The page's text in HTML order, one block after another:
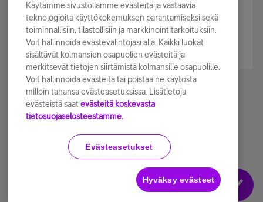
sähköpostiisi.
Tilaa nyt
Käyttöehdot Accessibility statement
Evästeasetukset
Käytämme sivustollamme evästeitä ja vastaavia
teknologioita käyttökokemuksen parantamiseksi sekä
toiminnallisiin, tilastollisiin ja markkinointitarkoituksiin.
Voit hallinnoida evästevalintojasi alla. Kaikki luokat
sisältävät kolmansien osapuolien evästeitä ja
merkitsevät tietojen siirtämistä kolmansille osapuolille.
Voit hallinnoida evästeitä tai poistaa ne käytöstä
milloin tahansa evästeasetuksissa. Lisätietoja
evästeistä saat evästeitä koskevasta
tietosuojaselosteestamme.
Evästeasetukset
Hyväksy evästeet